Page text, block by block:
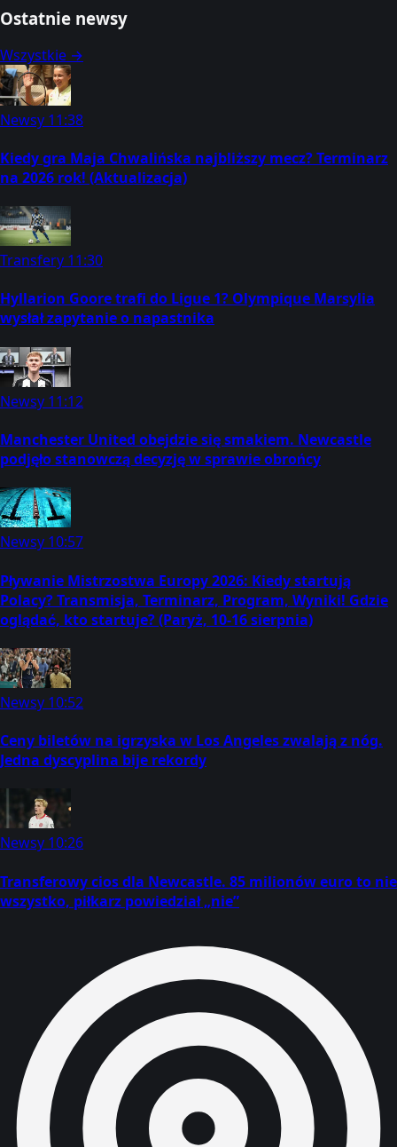
Ostatnie newsy
Wszystkie →
Newsy 11:38
Kiedy gra Maja Chwalińska najbliższy mecz? Terminarz
na 2026 rok! (Aktualizacja)
Transfery 11:30
Hyllarion Goore trafi do Ligue 1? Olympique Marsylia
wysłał zapytanie o napastnika
Newsy 11:12
Manchester United obejdzie się smakiem. Newcastle
podjęło stanowczą decyzję w sprawie obrońcy
Newsy 10:57
Pływanie Mistrzostwa Europy 2026: Kiedy startują
Polacy? Transmisja, Terminarz, Program, Wyniki! Gdzie
oglądać, kto startuje? (Paryż, 10-16 sierpnia)
Newsy 10:52
Ceny biletów na igrzyska w Los Angeles zwalają z nóg.
Jedna dyscyplina bije rekordy
Newsy 10:26
Transferowy cios dla Newcastle. 85 milionów euro to nie
wszystko, piłkarz powiedział „nie”